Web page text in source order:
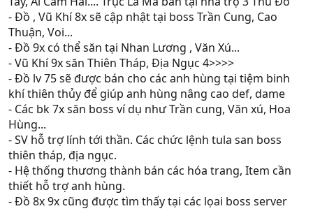
- Đồ , Vũ Khí 8x sẽ cập nhật tại boss Trần Cung, Cao
Thuận, Voi...
- Đồ 9x có thể săn tại Nhan Lương , Văn Xú...
- Vũ Khí 9x săn Thiên Tháp, Địa Ngục 4>>>>
- Ðồ lv 75 sẽ được bán cho các anh hùng tại tiệm binh
khí thiên thủy để giúp anh hùng nâng cao def, dame
- Các bk 7x săn boss ví dụ như Trần cung, Văn xú, Hoa
Hùng...
- SV hỗ trợ lính tới thần. Các chức lệnh tula san boss
thiên tháp, địa ngục.
- Hệ thống thương thành bán các hóa trang, Item cần
thiết hỗ trợ anh hùng.
- Ðồ 8x 9x cũng được tìm thấy tại các lọai boss server